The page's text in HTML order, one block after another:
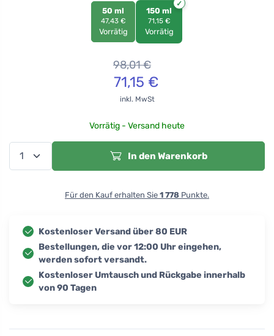
50 ml
47,43 €
Vorrätig
150 ml
71,15 €
Vorrätig
98,01€
71,15 €
inkl. MwSt
Vorrätig - Versand heute
In den Warenkorb
Für den Kauf erhalten Sie 1 778 Punkte.
Kostenloser Versand über 80 EUR
Bestellungen, die vor 12:00 Uhr eingehen,
werden sofort versandt.
Kostenloser Umtausch und Rückgabe innerhalb
von 90 Tagen